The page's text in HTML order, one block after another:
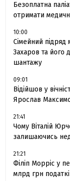
Безоплатна
отримати
10:00
Сімейний підряд
Захаров та його
шантажу
09:01
Відійшов у
Ярослав
21:41
Чому Віталій
залишаючись
21:21
Філіп Морріс у
млрд грн